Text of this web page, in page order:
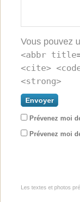
Vous pouvez
<abbr
<cite>
<strong>
Prévenez moi
Prévenez moi
Les textes et photos